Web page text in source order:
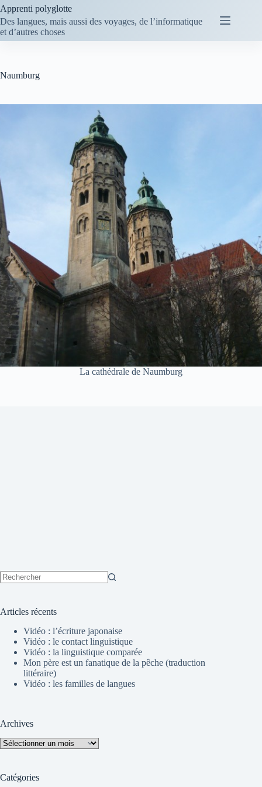
Passer
au
contenu
Apprenti polyglotte
Des langues, mais aussi des voyages, de l’informatique
et d’autres choses
Naumburg
La cathédrale de Naumburg
Articles récents
Vidéo : l’écriture japonaise
Vidéo : le contact linguistique
Vidéo : la linguistique comparée
Mon père est un fanatique de la pêche (traduction
littéraire)
Vidéo : les familles de langues
Archives
Archives
Catégories